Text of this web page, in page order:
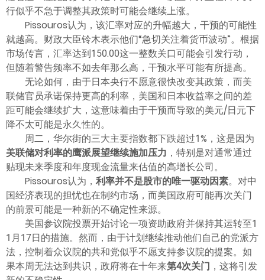
行似乎不急于调整其政策时可能会继续上涨。
Pissouros认为，该汇率对应的升幅越大，干预的可能性
就越高。财政大臣铃木表示他们“急切关注着货币波动”。根据
市场传言，汇率达到150.00这一整数关口可能会引发行动，
但随着警告频率不如去年那么高，干预水平可能有所提高。
无论如何，由于日本央行不愿意很快改变其政策，而美
联储官员承诺保持更高的利率，美国和日本收益率之间的差
距可能会继续扩大，这意味着由于干预而导致的美元/日元下
降不太可能是永久性的。
周二，华尔街的三大主要指数都下跌超过1%，这是因为
美联储对利率的鹰派展望继续施加压力 ，特别是对通常通过
贴现未来季度和年度现金流量来估值的高增长公司。
Pissouros认为， 利率并不是股市的唯一驱动因素。对中
国经济表现的担忧也在制约市场，而美国政府可能再次关门
的前景可能是一种新的不确定性来源。
美国参议院投票开始讨论一项资助政府并保持其运转至1
1月17日的措施。然而，由于计划继续推动他们自己的党派方
法，控制着众议院的共和党似乎不愿支持参议院的提案。如
果本周无法达到共识，政府将在十年来第4次关门 ，这将引发